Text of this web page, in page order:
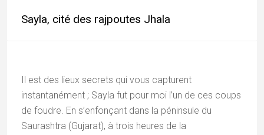
Sayla, cité des rajpoutes Jhala
Il est des lieux secrets qui vous capturent
instantanément ; Sayla fut pour moi l’un de ces coups
de foudre. En s’enfonçant dans la péninsule du
Saurashtra (Gujarat), à trois heures de la